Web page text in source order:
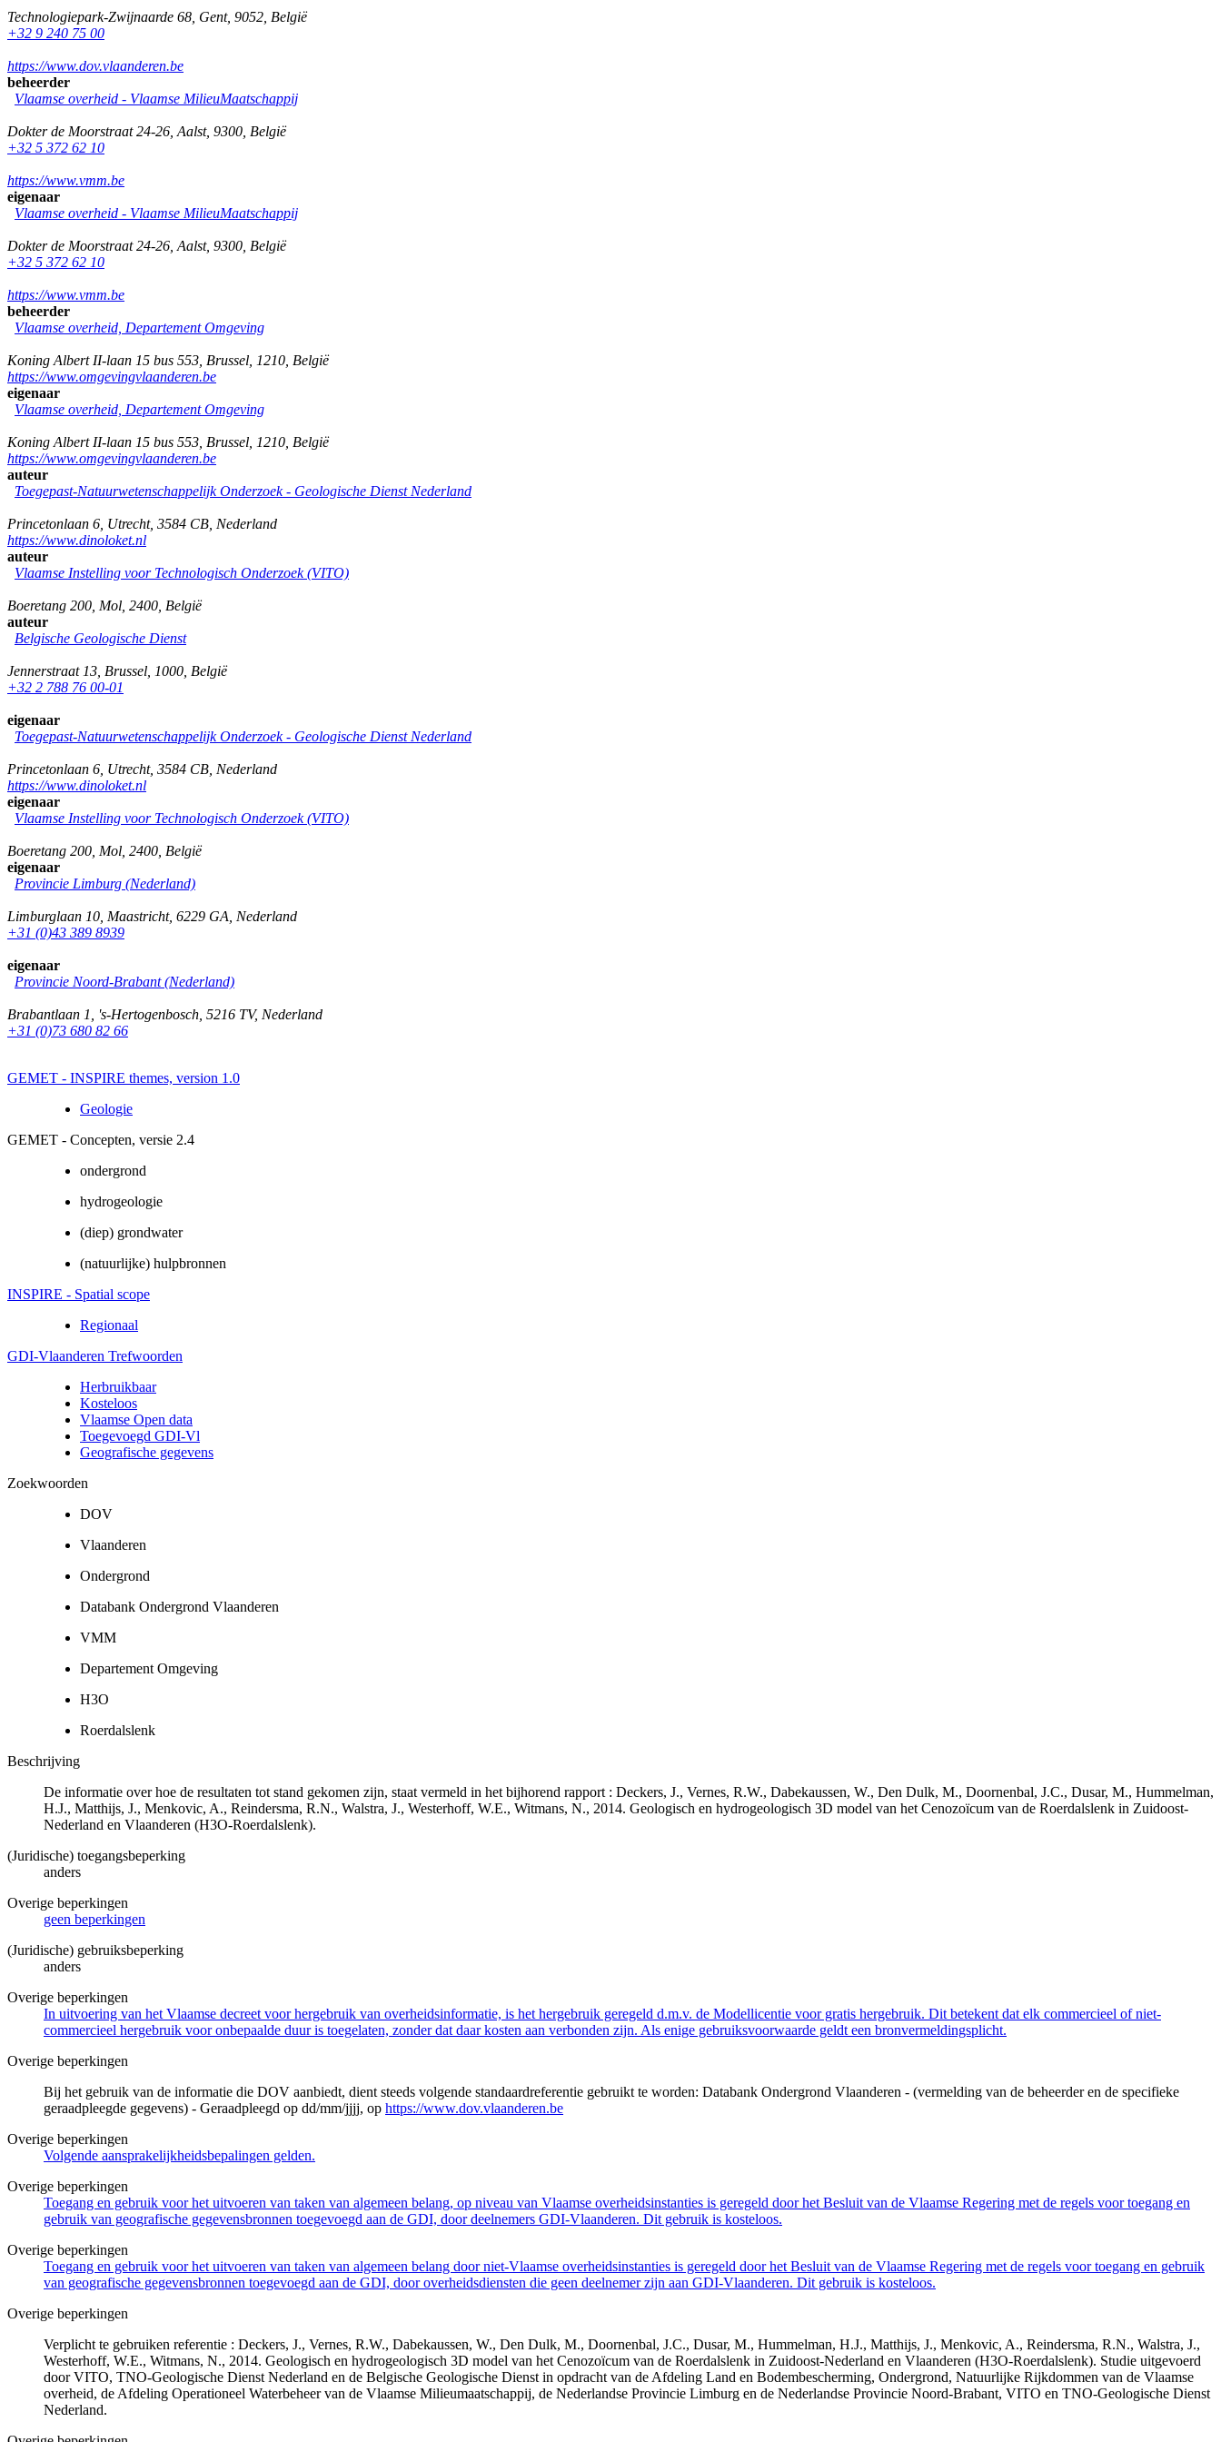
Technologiepark-Zwijnaarde 68 Gent, 9052 België
+32 9 240 75 00
https://www.dov.vlaanderen.be
beheerder
Vlaamse overheid - Vlaamse MilieuMaatschappij
Dokter de Moorstraat 24-26 Aalst, 9300 België
+32 5 372 62 10
https://www.vmm.be
eigenaar
Vlaamse overheid - Vlaamse MilieuMaatschappij
Dokter de Moorstraat 24-26 Aalst, 9300 België
+32 5 372 62 10
https://www.vmm.be
beheerder
Vlaamse overheid, Departement Omgeving
Koning Albert II-laan 15 bus 553 Brussel 1210 België
https://www.omgevingvlaanderen.be
eigenaar
Vlaamse overheid, Departement Omgeving
Koning Albert II-laan 15 bus 553 Brussel 1210 België
https://www.omgevingvlaanderen.be
auteur
Toegepast-Natuurwetenschappelijk Onderzoek - Geologische Dienst Nederland
Princetonlaan 6 Utrecht, 3584 CB Nederland
https://www.dinoloket.nl
auteur
Vlaamse Instelling voor Technologisch Onderzoek (VITO)
Boeretang 200 Mol 2400 België
auteur
Belgische Geologische Dienst
Jennerstraat 13 Brussel 1000 België
+32 2 788 76 00-01
eigenaar
Toegepast-Natuurwetenschappelijk Onderzoek - Geologische Dienst Nederland
Princetonlaan 6 Utrecht, 3584 CB Nederland
https://www.dinoloket.nl
eigenaar
Vlaamse Instelling voor Technologisch Onderzoek (VITO)
Boeretang 200 Mol 2400 België
eigenaar
Provincie Limburg (Nederland)
Limburglaan 10 Maastricht, 6229 GA Nederland
+31 (0)43 389 8939
eigenaar
Provincie Noord-Brabant (Nederland)
Brabantlaan 1 's-Hertogenbosch 5216 TV, Nederland
+31 (0)73 680 82 66
GEMET - INSPIRE themes, version 1.0
Geologie
GEMET - Concepten, versie 2.4
ondergrond
hydrogeologie
(diep) grondwater
(natuurlijke) hulpbronnen
INSPIRE - Spatial scope
Regionaal
GDI-Vlaanderen Trefwoorden
Herbruikbaar
Kosteloos
Vlaamse Open data
Toegevoegd GDI-Vl
Geografische gegevens
Zoekwoorden
DOV
Vlaanderen
Ondergrond
Databank Ondergrond Vlaanderen
VMM
Departement Omgeving
H3O
Roerdalslenk
Beschrijving
De informatie over hoe de resultaten tot stand gekomen zijn, staat vermeld in het bijhorend rapport : Deckers, J., Vernes, R.W., Dabekaussen, W., Den Dulk, M., Doornenbal, J.C., Dusar, M., Hummelman,
H.J., Matthijs, J., Menkovic, A., Reindersma, R.N., Walstra, J., Westerhoff, W.E., Witmans, N., 2014. Geologisch en hydrogeologisch 3D model van het Cenozoïcum van de Roerdalslenk in Zuidoost-
Nederland en Vlaanderen (H3O-Roerdalslenk).
(Juridische) toegangsbeperking
anders
Overige beperkingen
geen beperkingen
(Juridische) gebruiksbeperking
anders
Overige beperkingen
In uitvoering van het Vlaamse decreet voor hergebruik van overheidsinformatie, is het hergebruik geregeld d.m.v. de Modellicentie voor gratis hergebruik. Dit betekent dat elk commercieel of niet-
commercieel hergebruik voor onbepaalde duur is toegelaten, zonder dat daar kosten aan verbonden zijn. Als enige gebruiksvoorwaarde geldt een bronvermeldingsplicht.
Overige beperkingen
Bij het gebruik van de informatie die DOV aanbiedt, dient steeds volgende standaardreferentie gebruikt te worden: Databank Ondergrond Vlaanderen - (vermelding van de beheerder en de specifieke
geraadpleegde gegevens) - Geraadpleegd op dd/mm/jjjj, op https://www.dov.vlaanderen.be
Overige beperkingen
Volgende aansprakelijkheidsbepalingen gelden.
Overige beperkingen
Toegang en gebruik voor het uitvoeren van taken van algemeen belang, op niveau van Vlaamse overheidsinstanties is geregeld door het Besluit van de Vlaamse Regering met de regels voor toegang en
gebruik van geografische gegevensbronnen toegevoegd aan de GDI, door deelnemers GDI-Vlaanderen. Dit gebruik is kosteloos.
Overige beperkingen
Toegang en gebruik voor het uitvoeren van taken van algemeen belang door niet-Vlaamse overheidsinstanties is geregeld door het Besluit van de Vlaamse Regering met de regels voor toegang en gebruik
van geografische gegevensbronnen toegevoegd aan de GDI, door overheidsdiensten die geen deelnemer zijn aan GDI-Vlaanderen. Dit gebruik is kosteloos.
Overige beperkingen
Verplicht te gebruiken referentie : Deckers, J., Vernes, R.W., Dabekaussen, W., Den Dulk, M., Doornenbal, J.C., Dusar, M., Hummelman, H.J., Matthijs, J., Menkovic, A., Reindersma, R.N., Walstra, J.,
Westerhoff, W.E., Witmans, N., 2014. Geologisch en hydrogeologisch 3D model van het Cenozoïcum van de Roerdalslenk in Zuidoost-Nederland en Vlaanderen (H3O-Roerdalslenk). Studie uitgevoerd
door VITO, TNO-Geologische Dienst Nederland en de Belgische Geologische Dienst in opdracht van de Afdeling Land en Bodembescherming, Ondergrond, Natuurlijke Rijkdommen van de Vlaamse
overheid, de Afdeling Operationeel Waterbeheer van de Vlaamse Milieumaatschappij, de Nederlandse Provincie Limburg en de Nederlandse Provincie Noord-Brabant, VITO en TNO-Geologische Dienst
Nederland.